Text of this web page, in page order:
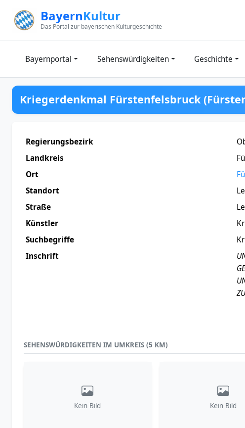
BayernKultur
Das Portal zur bayerischen Kulturgeschichte
Bayernportal Sehenswürdigkeiten Geschichte
Kriegerdenkmal Fürstenfelsbruck
Regierungsbezirk
Landkreis
Ort
Standort
Straße
Künstler
Suchbegriffe
Inschrift
SEHENSWÜRDIGKEITEN IM UMKREIS (5 KM)
Kein Bild Kein Bild